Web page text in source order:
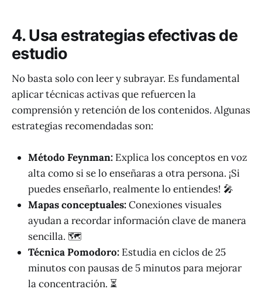
4. Usa estrategias efectivas de
estudio
No basta solo con leer y subrayar. Es fundamental
aplicar técnicas activas que refuercen la
comprensión y retención de los contenidos. Algunas
estrategias recomendadas son:
Método Feynman: Explica los conceptos en voz
alta como si se lo enseñaras a otra persona. ¡Si
puedes enseñarlo, realmente lo entiendes! 🎤
Mapas conceptuales:Conexiones visuales
ayudan a recordar información clave de manera
sencilla. 🗺️
Técnica Pomodoro: Estudia en ciclos de 25
minutos con pausas de 5 minutos para mejorar
la concentración. ⏳